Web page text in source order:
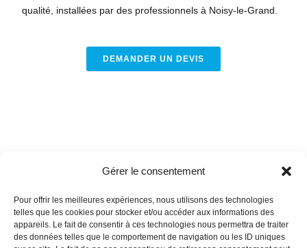
Gérer le consentement
Pour offrir les meilleures expériences, nous utilisons des technologies
telles que les cookies pour stocker et/ou accéder aux informations des
appareils. Le fait de consentir à ces technologies nous permettra de traiter
des données telles que le comportement de navigation ou les ID uniques
qualité, installées par des professionnels à Noisy-le-Grand.
DEMANDER UN DEVIS